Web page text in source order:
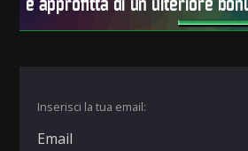
Inserisci la tua email: